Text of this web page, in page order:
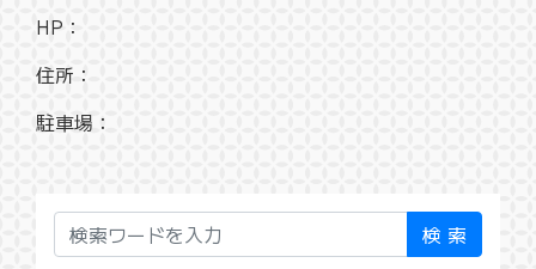
HP：
住所：
駐車場：